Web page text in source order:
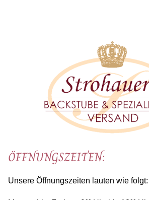
ÖFFNUNGSZEITEN:
Unsere Öffnungszeiten lauten wie folgt: